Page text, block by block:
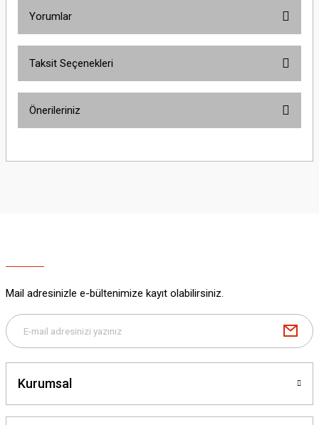
Yorumlar
Taksit Seçenekleri
Önerileriniz
yetersiz gördüğünüz noktaları öneri formunu kullanarak tarafımıza
Bu ürüne benzer farklı alternatifler olmalı.
Mail adresinizle e-bültenimize kayıt olabilirsiniz.
Kurumsal